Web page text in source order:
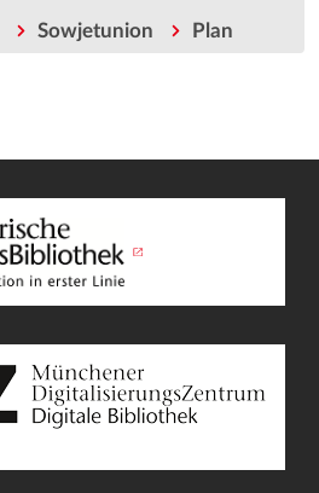
Sowjetunion Plan